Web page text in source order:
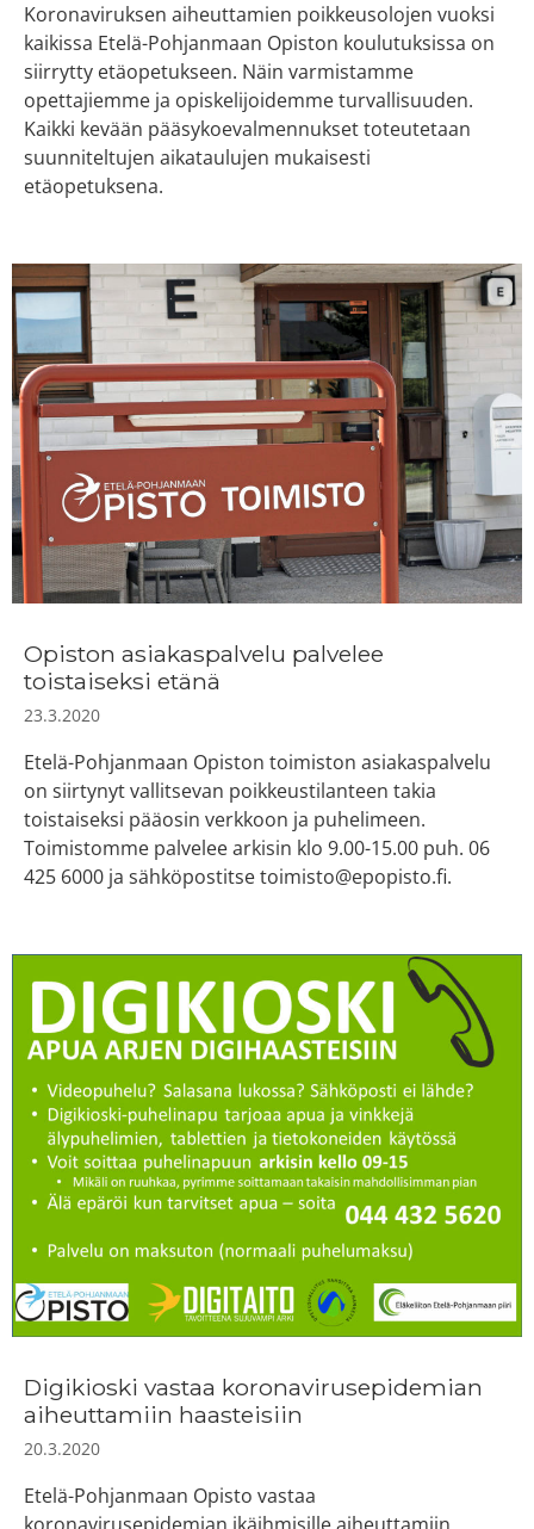
Koronaviruksen aiheuttamien poikkeusolojen vuoksi
kaikissa Etelä-Pohjanmaan Opiston koulutuksissa on
siirrytty etäopetukseen. Näin varmistamme
opettajiemme ja opiskelijoidemme turvallisuuden.
Kaikki kevään pääsykoevalmennukset toteutetaan
suunniteltujen aikataulujen mukaisesti
etäopetuksena.
Opiston asiakaspalvelu palvelee
toistaiseksi etänä
23.3.2020
Etelä-Pohjanmaan Opiston toimiston asiakaspalvelu
on siirtynyt vallitsevan poikkeustilanteen takia
toistaiseksi pääosin verkkoon ja puhelimeen.
Toimistomme palvelee arkisin klo 9.00-15.00 puh. 06
425 6000 ja sähköpostitse toimisto@epopisto.fi.
Digikioski vastaa koronavirusepidemian
aiheuttamiin haasteisiin
20.3.2020
Etelä-Pohjanmaan Opisto vastaa